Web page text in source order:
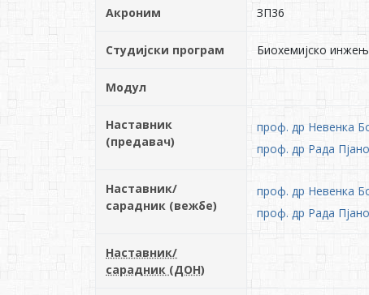
Акроним ЗП36
Студијски програм Биохемијско
Модул
Наставник
(предавач)
проф. др Невенка
проф. др Рада
Наставник/
сарадник (вежбе)
проф. др Невенка
проф. др Рада
Наставник/
сарадник (ДОН)